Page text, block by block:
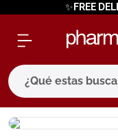
✨FREE
¿Qué estas buscando?
términos más